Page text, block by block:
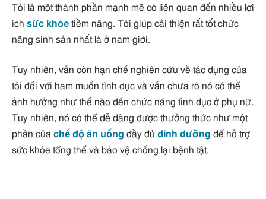
Tỏi là một thành phần mạnh mẽ có liên quan đến nhiều lợi
ích sức khỏe tiềm năng. Tỏi giúp cải thiện rất tốt chức
năng sinh sản nhất là ở nam giới.
Tuy nhiên, vẫn còn hạn chế nghiên cứu về tác dụng của
tỏi đối với ham muốn tình dục và vẫn chưa rõ nó có thể
ảnh hưởng như thế nào đến chức năng tình dục ở phụ nữ.
Tuy nhiên, nó có thể dễ dàng được thưởng thức như một
phần của chế độ ăn uống đầy đủ dinh dưỡng để hỗ trợ
sức khỏe tổng thể và bảo vệ chống lại bệnh tật.